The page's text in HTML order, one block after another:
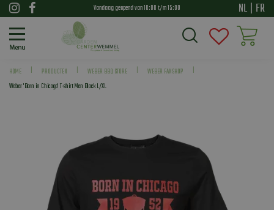
a
HOME PRODUCTEN WEBER BBQ STORE
WEBER FANSHOP
Weber 'Born in Chicago' T-shirt Men Black L/XL
Vandaag geopend van10:00t/m15:00 NL | FR